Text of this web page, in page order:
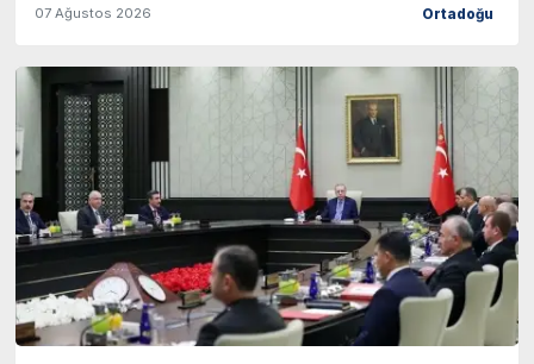
07 Ağustos 2026 Ortadoğu